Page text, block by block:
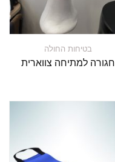
בטיחות החולה
חגורה למתיחה צווארית